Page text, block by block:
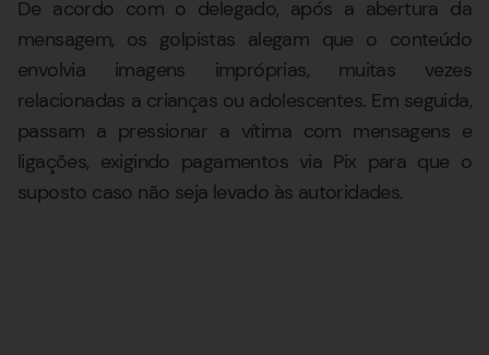
De acordo com o delegado, após a abertura da
mensagem, os golpistas alegam que o conteúdo
envolvia imagens impróprias, muitas vezes
relacionadas a crianças ou adolescentes. Em seguida,
passam a pressionar a vítima com mensagens e
ligações, exigindo pagamentos via Pix para que o
suposto caso não seja levado às autoridades.